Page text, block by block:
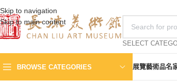
Skip to navigation
Skip to main content
SELECT
BROWSE CATEGORIES 展覽藝術品名